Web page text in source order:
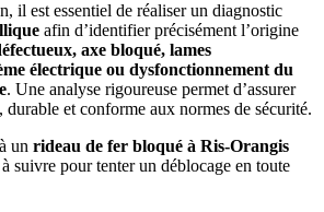
il est essentiel de réaliser un diagnostic
afin d’identifier précisément l’origine
axe bloqué, lames
électrique ou dysfonctionnement du
. Une analyse rigoureuse permet d’assurer
durable et conforme aux normes de sécurité.
un rideau de fer bloqué à Ris-Orangis
suivre pour tenter un déblocage en toute